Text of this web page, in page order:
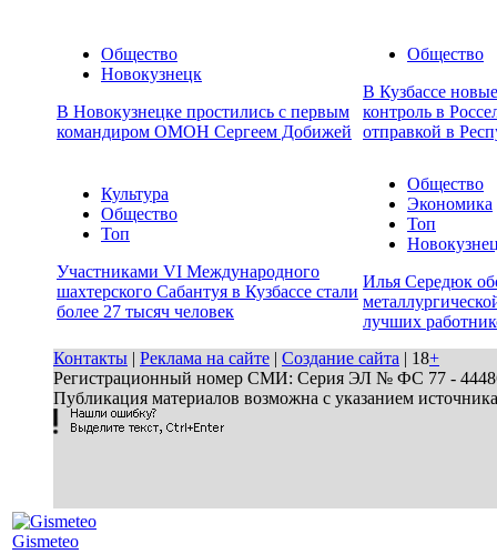
Общество
Новокузнецк
В Новокузнецке простились с первым
командиром ОМОН Сергеем Добижей
Общество
В Кузбассе
контроль в
отправкой в
Культура
Общество
Топ
Участниками VI Международного
шахтерского Сабантуя в Кузбассе стали
более 27 тысяч человек
Общество
Экономика
Топ
Илья Середюк
лучших
Контакты | Реклама на сайте | Создание сайта | 18+
Регистрационный номер СМИ: Серия ЭЛ № ФС 77 - 44486
Публикация материалов возможна с указанием
Gismeteo